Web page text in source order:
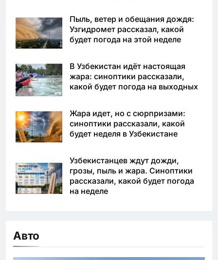
Пыль, ветер и обещания дождя:
Узгидромет рассказал, какой
будет погода на этой неделе
В Узбекистан идёт настоящая
жара: синоптики рассказали,
какой будет погода на выходных
Жара идет, но с сюрпризами:
синоптики рассказали, какой
будет неделя в Узбекистане
Узбекистанцев ждут дожди,
грозы, пыль и жара. Синоптики
рассказали, какой будет погода
на неделе
Авто